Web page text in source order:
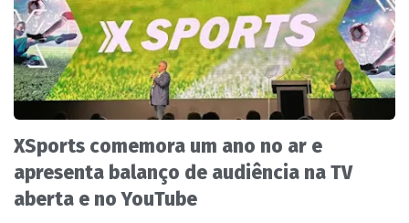
XSports comemora um ano no ar e
apresenta balanço de audiência na TV
aberta e no YouTube